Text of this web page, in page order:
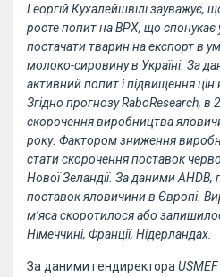
Георгій Кухалейшвілі зауважує,
росте попит на ВРХ, що спонукає
постачати тварин на експорт в
молоко-сировину в Україні. За
активний попит і підвищення
Згідно прогнозу RaboResearch, в
скорочення виробництва
року. Фактором зниження
стати скорочення поставок
Нової Зеландії. За даними
поставок яловичини в Європі.
м’яса скоротилося або
Німеччині, Франції, Нідерландах.
За даними гендиректораUSMEF